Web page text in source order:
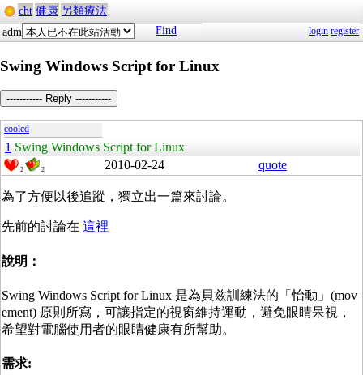
cht 健康 另類療法
adm
Find login register
Swing Windows Script for Linux
----------- Reply -----------
coolcd
1 Swing Windows Script for Linux
2 2 2010-02-24 quote
為了方便以後追蹤，獨立出一篇來討論。
先前的討論在 這裡
說明：
Swing Windows Script for Linux 是為貝兹訓練法的「怡動」(mov
ement) 原則所寫，可讓指定的視窗維持運動，避免眼睛呆視，
希望對電腦使用者的眼睛健康有所幫助。
需求: